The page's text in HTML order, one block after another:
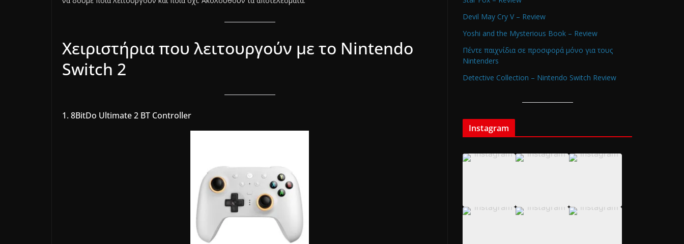
Χειριστήρια που λειτουργούν με το Nintendo
Switch 2
1. 8BitDo Ultimate 2 BT Controller
Devil May Cry V – Review
Yoshi and the Mysterious Book – Review
Πέντε παιχνίδια σε προσφορά μόνο για τους
Nintenders
Detective Collection – Nintendo Switch Review
Instagram